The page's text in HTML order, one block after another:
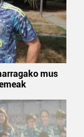
mus